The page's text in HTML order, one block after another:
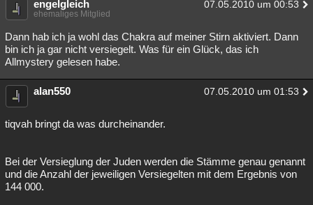
engelgleich 07.05.2010 um 00:53
ehemaliges Mitglied
Dann hab ich ja wohl das Chakra auf meiner Stirn aktiviert. Dann
bin ich ja gar nicht versiegelt. Was für ein Glück, das ich
Allmystery gelesen habe.
alan550 07.05.2010 um 01:53
tiqvah bringt da was durcheinander.
Bei der Versieglung der Juden werden die Stämme genau genannt
und die Anzahl der jeweiligen Versiegelten mit dem Ergebnis von
144 000.